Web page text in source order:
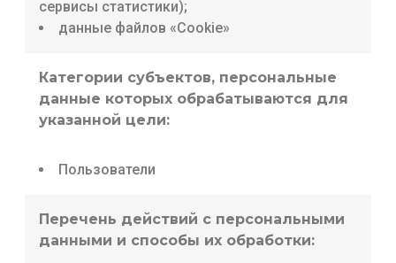
сервисы статистики);
данные файлов «Cookie»
Категории субъектов, персональные
данные которых обрабатываются для
указанной цели:
Пользователи
Перечень действий с персональными
данными и способы их обработки: